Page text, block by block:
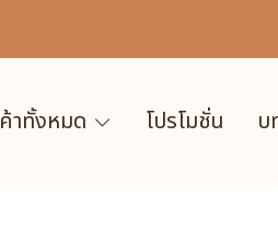
าทั้งหมด โปรโมชั่น บ